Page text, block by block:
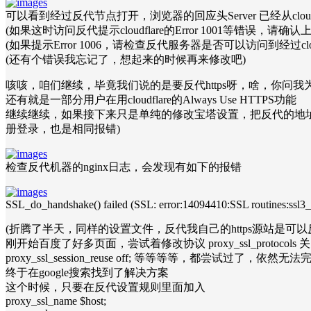
可以看到经过反代节点打开，浏览器的回应头Server 已经从
(如果这时访问反代提示cloudflare的Error 1001等错误，请确认
(如果提示Error 1006，请检查反代服务器是否可以访问到经过
(还有个错误我忘记了，想起来的时候再来修改吧)
咳咳，咱们继续，毕竟我们说的是要反代https呀，啥，你问我
还有就是一部分用户在用cloudflare的Always Use HTTPS功能
继续继续，如果接下来只是单纯的修改宝塔设置，把反代的
册登录，也是相同报错)
检查反代机器的nginx日志，会发现有如下的报错
SSL_do_handshake() failed (SSL: error:14094410:SSL
(折腾了半天，同样的设置文件，反代我自己的https源站是可
刚开始百度了好多页面，尝试着修改协议 proxy_ssl_protocols
proxy_ssl_session_reuse off; 等等等等，都尝试过了，依然无
终于在google搜索找到了解决方案
这个时候，只要在反代设置规则里面加入
proxy_ssl_name $host;